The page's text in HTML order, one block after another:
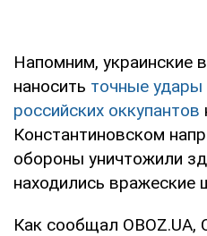
Напомним, украинские
наносить точные удары
российских оккупантов
Константиновском
обороны уничтожили
находились вражеские
Как сообщал